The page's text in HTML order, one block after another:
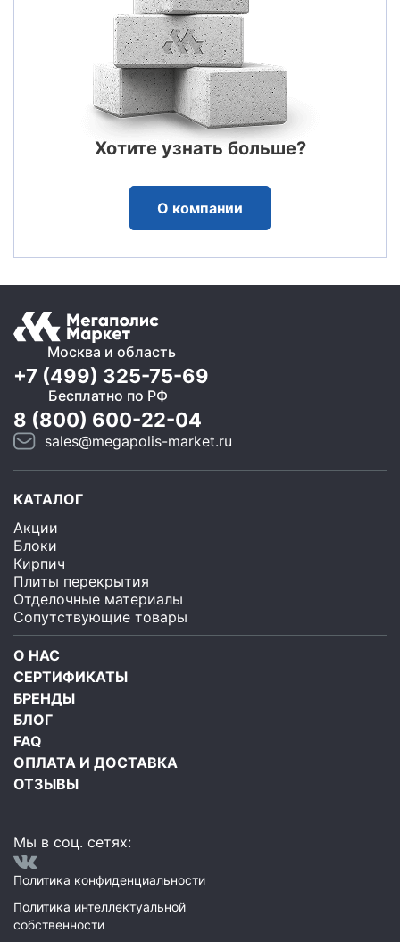
Хотите узнать больше?
О компании
Москва и область
+7 (499) 325-75-69
Бесплатно по РФ
8 (800) 600-22-04
sales@megapolis-market.ru
КАТАЛОГ
Акции
Блоки
Кирпич
Плиты перекрытия
Отделочные материалы
Сопутствующие товары
О НАС
СЕРТИФИКАТЫ
БРЕНДЫ
БЛОГ
FAQ
ОПЛАТА И ДОСТАВКА
ОТЗЫВЫ
Мы в соц. сетях:
Политика конфиденциальности
Политика интеллектуальной
собственности